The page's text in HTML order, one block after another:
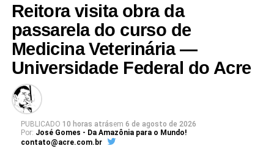
Reitora visita obra da
passarela do curso de
Medicina Veterinária —
Universidade Federal do Acre
PUBLICADO 10 horas atrásem 6 de agosto de 2026
Por: José Gomes - Da Amazônia para o Mundo!
contato@acre.com.br